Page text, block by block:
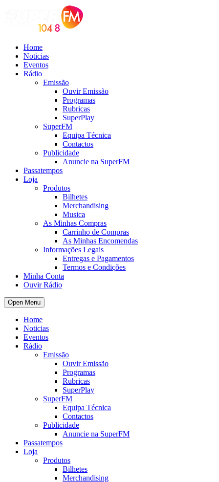
Home
Noticias
Eventos
Rádio
Emissão
Ouvir Emissão
Programas
Rubricas
SuperPlay
SuperFM
Equipa Técnica
Contactos
Publicidade
Anuncie na SuperFM
Passatempos
Loja
Produtos
Bilhetes
Merchandising
Musica
As Minhas Compras
Carrinho de Compras
As Minhas Encomendas
Informações Legais
Entregas e Pagamentos
Termos e Condições
Minha Conta
Ouvir Rádio
Open Menu
Home
Noticias
Eventos
Rádio
Emissão
Ouvir Emissão
Programas
Rubricas
SuperPlay
SuperFM
Equipa Técnica
Contactos
Publicidade
Anuncie na SuperFM
Passatempos
Loja
Produtos
Bilhetes
Merchandising